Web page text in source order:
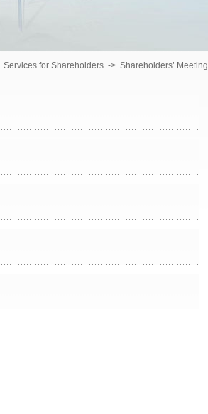
Services for Shareholders-> Shareholders’ Meeting